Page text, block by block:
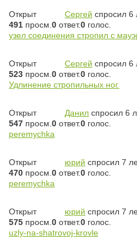
Открыт Сергей спросил 6
491 просм.0 ответ.0 голос.
узел соединения стропил с
Открыт Сергей спросил 6
523 просм.0 ответ.0 голос.
Удлинение стропильных ног.
Открыт Данил спросил 6
547 просм.0 ответ.0 голос.
peremychka
Открыт юрий спросил 7
470 просм.0 ответ.0 голос.
peremychka
Открыт юрий спросил 7
575 просм.0 ответ.0 голос.
uzly-na-shatrovoj-krovle